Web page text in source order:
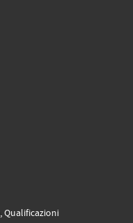
,Qualificazioni